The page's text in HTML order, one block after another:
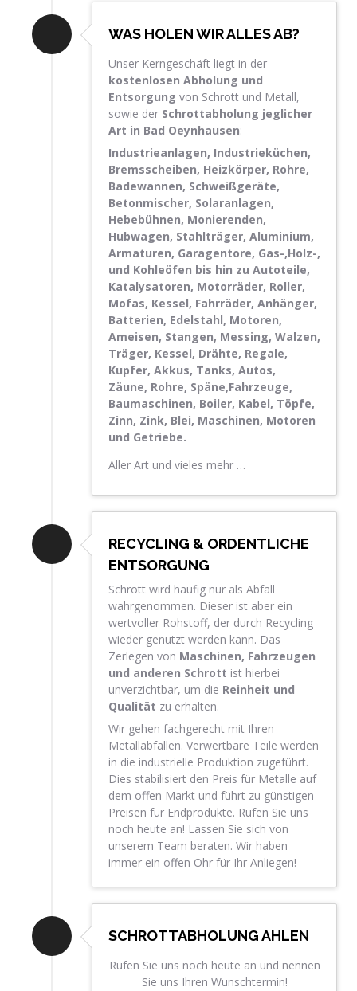
WAS HOLEN WIR ALLES AB?
Unser Kerngeschäft liegt in der
kostenlosen Abholung und
Entsorgung von Schrott und Metall,
sowie der Schrottabholung jeglicher
Art in Bad Oeynhausen:
Industrieanlagen, Industrieküchen,
Bremsscheiben, Heizkörper, Rohre,
Badewannen, Schweißgeräte,
Betonmischer, Solaranlagen,
Hebebühnen, Monierenden,
Hubwagen, Stahlträger, Aluminium,
Armaturen, Garagentore, Gas-,Holz-,
und Kohleöfen bis hin zu Autoteile,
Katalysatoren, Motorräder, Roller,
Mofas, Kessel, Fahrräder, Anhänger,
Batterien, Edelstahl, Motoren,
Ameisen, Stangen, Messing, Walzen,
Träger, Kessel, Drähte, Regale,
Kupfer, Akkus, Tanks, Autos,
Zäune, Rohre, Späne,Fahrzeuge,
Baumaschinen, Boiler, Kabel, Töpfe,
Zinn, Zink, Blei, Maschinen, Motoren
und Getriebe.
Aller Art und vieles mehr …
RECYCLING & ORDENTLICHE
ENTSORGUNG
Schrott wird häufig nur als Abfall
wahrgenommen. Dieser ist aber ein
wertvoller Rohstoff, der durch Recycling
wieder genutzt werden kann. Das
Zerlegen von Maschinen, Fahrzeugen
und anderen Schrott ist hierbei
unverzichtbar, um die Reinheit und
Qualität zu erhalten.
Wir gehen fachgerecht mit Ihren
Metallabfällen. Verwertbare Teile werden
in die industrielle Produktion zugeführt.
Dies stabilisiert den Preis für Metalle auf
dem offen Markt und führt zu günstigen
Preisen für Endprodukte. Rufen Sie uns
noch heute an! Lassen Sie sich von
unserem Team beraten. Wir haben
immer ein offen Ohr für Ihr Anliegen!
SCHROTTABHOLUNG AHLEN
Rufen Sie uns noch heute an und nennen
Sie uns Ihren Wunschtermin!